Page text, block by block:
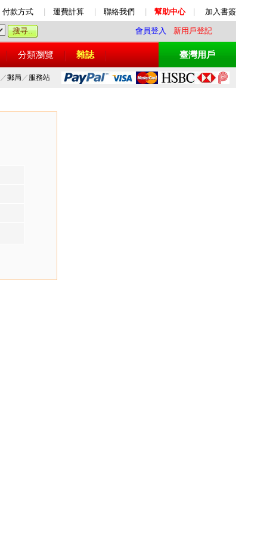
付款方式 運費計算 聯絡我們 幫助中心 加入書簽
會員登入 新用戶登記
分類瀏覽 雜誌 臺灣用戶
／郵局 ／ 服務站